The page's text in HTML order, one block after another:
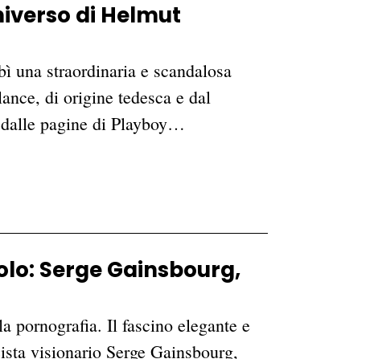
di Helmut
una straordinaria e scandalosa
di origine tedesca e dal
pagine di Playboy…
Serge Gainsbourg,
pornografia. Il fascino elegante e
visionario Serge Gainsbourg,